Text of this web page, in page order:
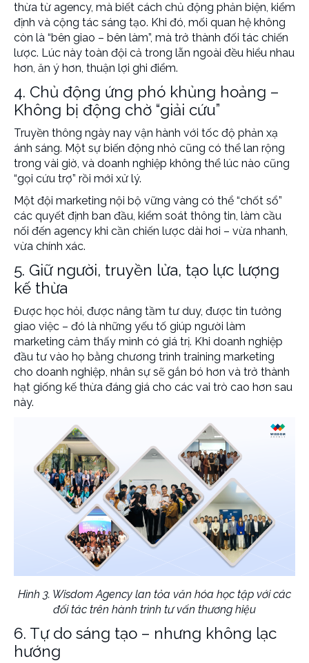
thừa từ agency, mà biết cách chủ động phản biện, kiểm
định và cộng tác sáng tạo. Khi đó, mối quan hệ không
còn là “bên giao – bên làm”, mà trở thành đối tác chiến
lược. Lúc này toàn đội cả trong lẫn ngoài đều hiểu nhau
hơn, ăn ý hơn, thuận lợi ghi điểm.
4. Chủ động ứng phó khủng hoảng –
Không bị động chờ “giải cứu”
Truyền thông ngày nay vận hành với tốc độ phản xạ
ánh sáng. Một sự biến động nhỏ cũng có thể lan rộng
trong vài giờ, và doanh nghiệp không thể lúc nào cũng
“gọi cứu trợ” rồi mới xử lý.
Một đội marketing nội bộ vững vàng có thể “chốt sổ”
các quyết định ban đầu, kiểm soát thông tin, làm cầu
nối đến agency khi cần chiến lược dài hơi – vừa nhanh,
vừa chính xác.
5. Giữ người, truyền lửa, tạo lực lượng
kế thừa
Được học hỏi, được nâng tầm tư duy, được tin tưởng
giao việc – đó là những yếu tố giúp người làm
marketing cảm thấy mình có giá trị. Khi doanh nghiệp
đầu tư vào họ bằng chương trình training marketing
cho doanh nghiệp, nhân sự sẽ gắn bó hơn và trở thành
hạt giống kế thừa đáng giá cho các vai trò cao hơn sau
này.
Hình 3. Wisdom Agency lan tỏa văn hóa học tập với các
đối tác trên hành trình tư vấn thương hiệu
6. Tự do sáng tạo – nhưng không lạc
hướng